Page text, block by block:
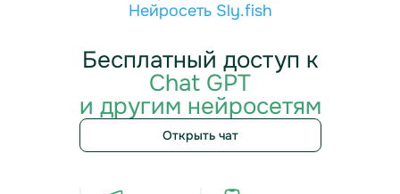
Нейросеть Sly.fish
Бесплатный доступ к
Chat GPT
и другим нейросетям
Открыть чат